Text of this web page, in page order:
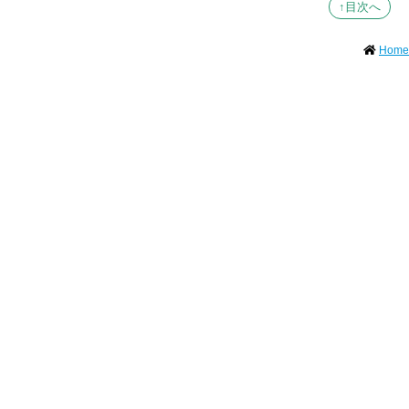
↑目次へ
Home